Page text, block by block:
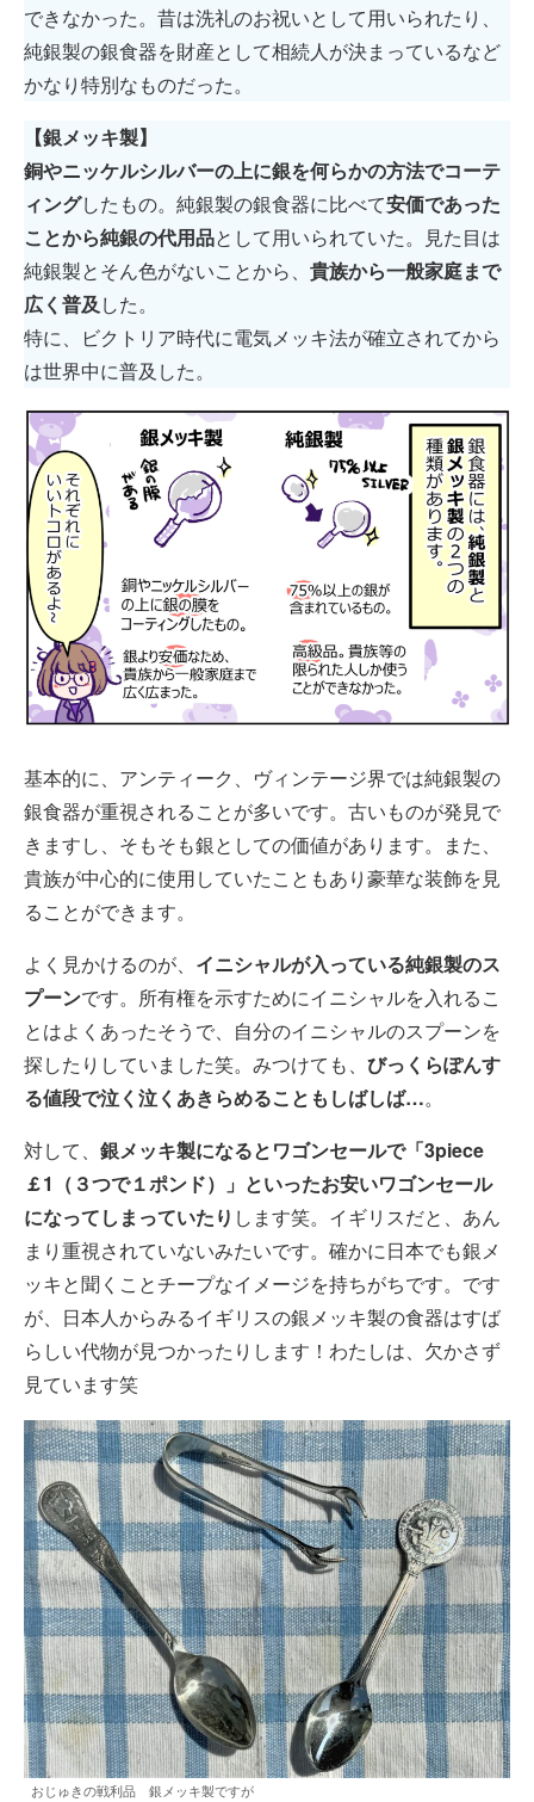
できなかった。昔は洗礼のお祝いとして用いられたり、
純銀製の銀食器を財産として相続人が決まっているなど
かなり特別なものだった。
【銀メッキ製】
銅やニッケルシルバーの上に銀を何らかの方法でコーテ
ィングしたもの。純銀製の銀食器に比べて安価であった
ことから純銀の代用品として用いられていた。見た目は
純銀製とそん色がないことから、 貴族から一般家庭まで
広く普及した。
特に、ビクトリア時代に電気メッキ法が確立されてから
は世界中に普及した。
基本的に、アンティーク、ヴィンテージ界では純銀製の
銀食器が重視されることが多いです。古いものが発見で
きますし、そもそも銀としての価値があります。また、
貴族が中心的に使用していたこともあり豪華な装飾を見
ることができます。
よく見かけるのが、 イニシャルが入っている純銀製のス
プーンです。所有権を示すためにイニシャルを入れるこ
とはよくあったそうで、自分のイニシャルのスプーンを
探したりしていました笑。みつけても、 びっくらぽんす
る値段で泣く泣くあきらめることもしばしば…。
対して、 銀メッキ製になるとワゴンセールで「3piece
￡1（３つで１ポンド）」といったお安いワゴンセール
になってしまっていたり します笑。イギリスだと、あん
まり重視されていないみたいです。確かに日本でも銀メ
ッキと聞くことチープなイメージを持ちがちです。です
が、日本人からみるイギリスの銀メッキ製の食器はすば
らしい代物が見つかったりします！わたしは、欠かさず
見ています笑
おじゅきの戦利品 銀メッキ製ですが